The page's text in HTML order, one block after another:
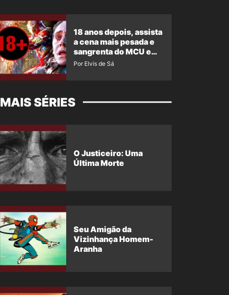
18 anos depois, assista
a cena mais pesada e
sangrenta do MCU em
toda sua história
Por Elvis de Sá
MAIS SÉRIES
O Justiceiro: Uma
Última Morte
Seu Amigão da
Vizinhança Homem-
Aranha